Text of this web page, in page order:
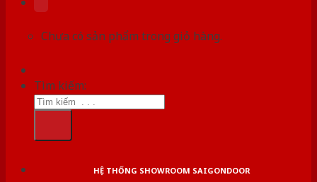
Chưa có sản phẩm trong giỏ hàng.
Tìm kiếm:
HỆ THỐNG SHOWROOM SAIGONDOOR